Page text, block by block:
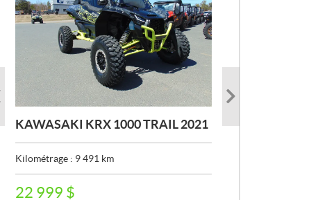
KAWASAKI KRX 1000 TRAIL 2021
Kilométrage : 9 491 km
P
22 999 $
KAWASAKI TERYX 2016
Kilométrage : 39 162km
P
6 899 $
KAWASAKI KLE 500 SE 2026
Kilométrage : 911 km
P
8 499 $